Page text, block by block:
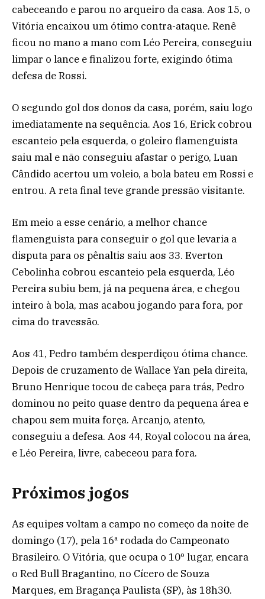
cabeceando e parou no arqueiro da casa. Aos 15, o
Vitória encaixou um ótimo contra-ataque. Renê
ficou no mano a mano com Léo Pereira, conseguiu
limpar o lance e finalizou forte, exigindo ótima
defesa de Rossi.
O segundo gol dos donos da casa, porém, saiu logo
imediatamente na sequência. Aos 16, Erick cobrou
escanteio pela esquerda, o goleiro flamenguista
saiu mal e não conseguiu afastar o perigo, Luan
Cândido acertou um voleio, a bola bateu em Rossi e
entrou. A reta final teve grande pressão visitante.
Em meio a esse cenário, a melhor chance
flamenguista para conseguir o gol que levaria a
disputa para os pênaltis saiu aos 33. Everton
Cebolinha cobrou escanteio pela esquerda, Léo
Pereira subiu bem, já na pequena área, e chegou
inteiro à bola, mas acabou jogando para fora, por
cima do travessão.
Aos 41, Pedro também desperdiçou ótima chance.
Depois de cruzamento de Wallace Yan pela direita,
Bruno Henrique tocou de cabeça para trás, Pedro
dominou no peito quase dentro da pequena área e
chapou sem muita força. Arcanjo, atento,
conseguiu a defesa. Aos 44, Royal colocou na área,
e Léo Pereira, livre, cabeceou para fora.
Próximos jogos
As equipes voltam a campo no começo da noite de
domingo (17), pela 16ª rodada do Campeonato
Brasileiro. O Vitória, que ocupa o 10º lugar, encara
o Red Bull Bragantino, no Cícero de Souza
Marques, em Bragança Paulista (SP), às 18h30.